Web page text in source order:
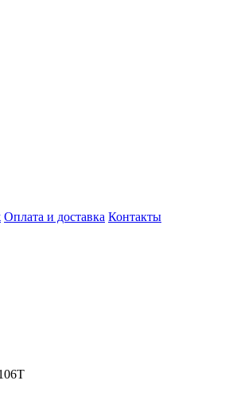
Оплата и доставка Контакты